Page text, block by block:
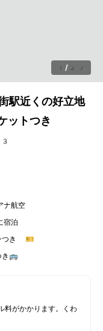
1 / 27
近くの好立地
ットつき
ナ航空
宿泊
つき 🎫
き🚌
料がかかります。くわ